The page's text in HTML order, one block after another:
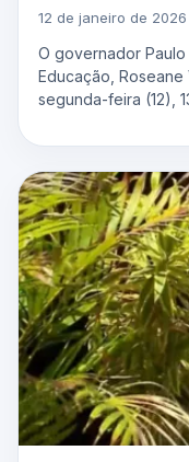
12 de janeiro de
O governador
Educação,
segunda-feira (12),